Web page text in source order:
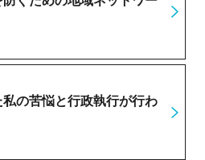
の苦悩と行政執行が行わ